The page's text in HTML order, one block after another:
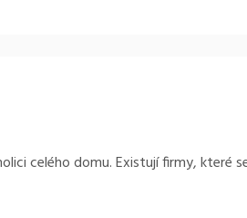
celého domu. Existují firmy, které